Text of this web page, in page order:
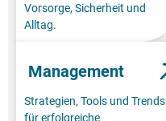
Vorsorge, Sicherheit und
Alltag.
Management
Strategien, Tools und Trends
für erfolgreiche